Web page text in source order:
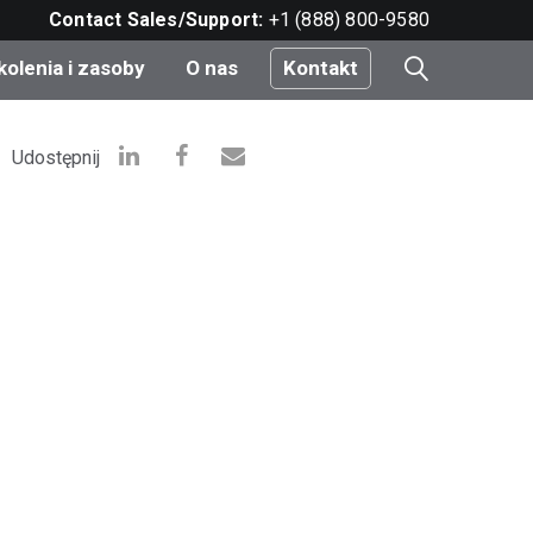
Contact Sales/Support: +1 (888) 800-9580
i zasoby O nas Kontakt
Udostępnij